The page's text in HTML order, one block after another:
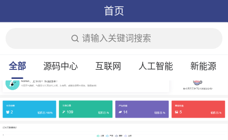
首页
请输入关键词搜索
全部 源码中心 互联网 人工智能 新能源